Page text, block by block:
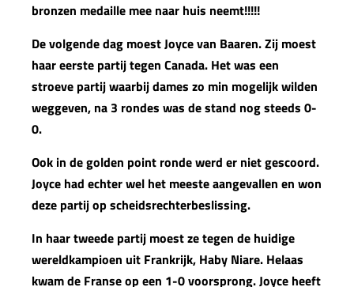
bronzen medaille mee naar huis neemt!!!!!
De volgende dag moest Joyce van Baaren. Zij moest
haar eerste partij tegen Canada. Het was een
stroeve partij waarbij dames zo min mogelijk wilden
weggeven, na 3 rondes was de stand nog steeds 0-
0.
Ook in de golden point ronde werd er niet gescoord.
Joyce had echter wel het meeste aangevallen en won
deze partij op scheidsrechterbeslissing.
In haar tweede partij moest ze tegen de huidige
wereldkampioen uit Frankrijk, Haby Niare. Helaas
kwam de Franse op een 1-0 voorsprong. Joyce heeft